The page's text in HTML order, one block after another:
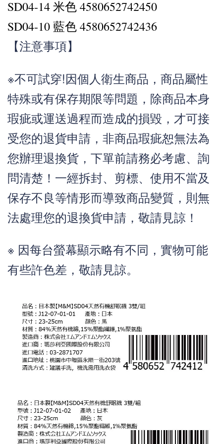
SD04-14 米色 4580652742450
SD04-10 藍色 4580652742436
【注意事項】
※不可試穿!因個人衛生商品，商品屬性
特殊或有保存期限等問題，除商品本身
瑕疵或運送過程而造成的損毀，才可接
受您的退貨申請，非商品瑕疵恕無法為
您辦理退換貨，下單前請務必考慮、詢
問清楚！一經拆封、剪標、使用不當及
保存不良等情形而導致商品變質，則無
法處理您的退換貨申請，敬請見諒！
※ 因每台螢幕顯示略有不同，實物可能
有些許色差，敬請見諒。